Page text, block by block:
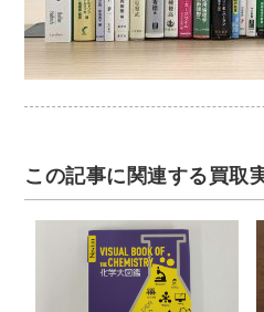
この記事に関連する買取